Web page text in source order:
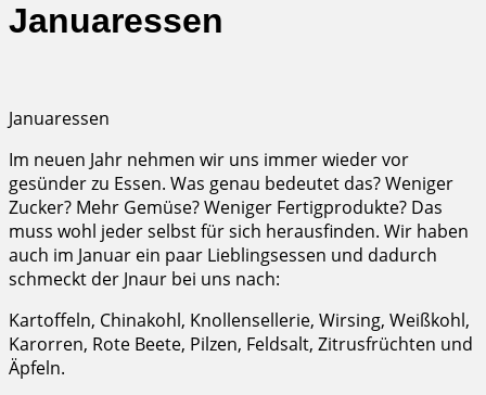
Januaressen
Januaressen
Im neuen Jahr nehmen wir uns immer wieder vor
gesünder zu Essen. Was genau bedeutet das? Weniger
Zucker? Mehr Gemüse? Weniger Fertigprodukte? Das
muss wohl jeder selbst für sich herausfinden. Wir haben
auch im Januar ein paar Lieblingsessen und dadurch
schmeckt der Jnaur bei uns nach:
Kartoffeln, Chinakohl, Knollensellerie, Wirsing, Weißkohl,
Karorren, Rote Beete, Pilzen, Feldsalt, Zitrusfrüchten und
Äpfeln.